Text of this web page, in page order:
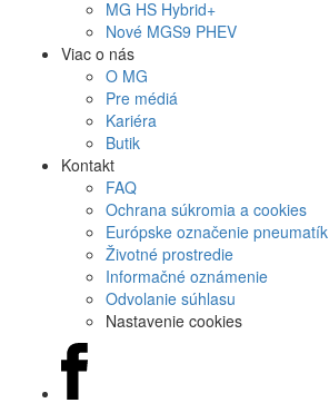
MG HS Hybrid+
Nové MGS9 PHEV
Viac o nás
O MG
Pre médiá
Kariéra
Butik
Kontakt
FAQ
Ochrana súkromia a cookies
Európske označenie pneumatík
Životné prostredie
Informačné oznámenie
Odvolanie súhlasu
Nastavenie cookies